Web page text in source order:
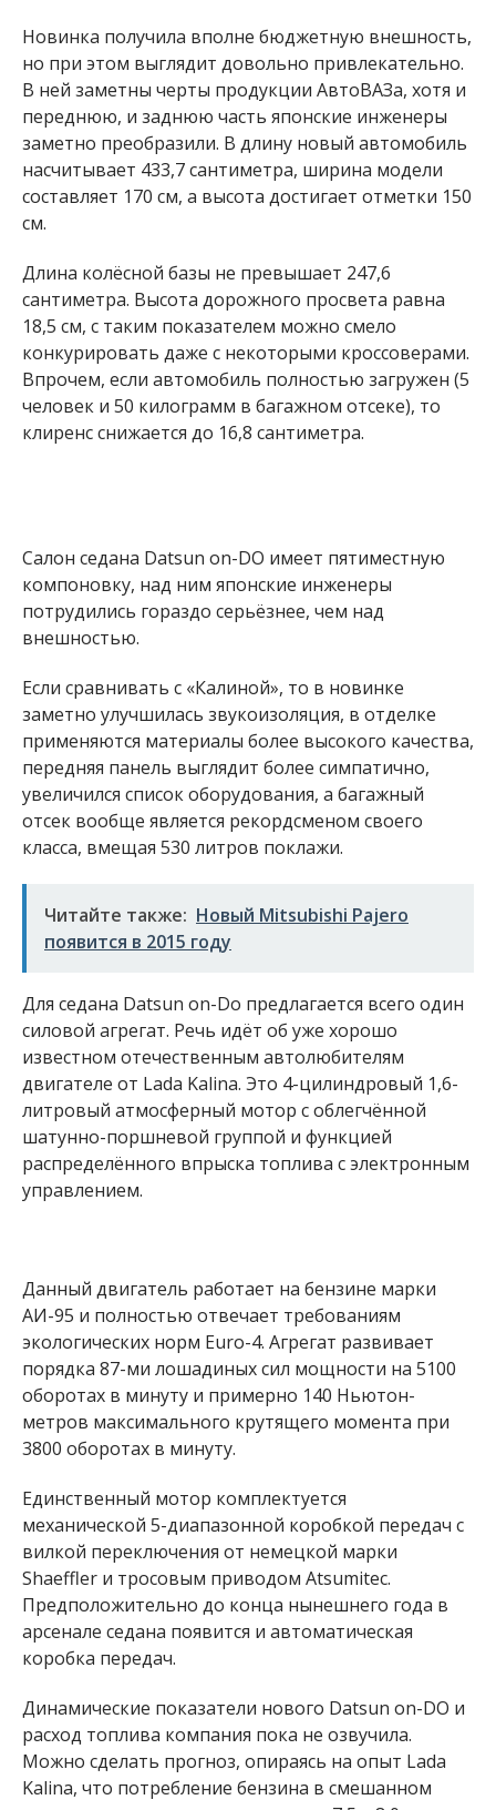
Новинка получила вполне бюджетную внешность,
но при этом выглядит довольно привлекательно.
В ней заметны черты продукции АвтоВАЗа, хотя и
переднюю, и заднюю часть японские инженеры
заметно преобразили. В длину новый автомобиль
насчитывает 433,7 сантиметра, ширина модели
составляет 170 см, а высота достигает отметки 150
см.
Длина колёсной базы не превышает 247,6
сантиметра. Высота дорожного просвета равна
18,5 см, с таким показателем можно смело
конкурировать даже с некоторыми кроссоверами.
Впрочем, если автомобиль полностью загружен (5
человек и 50 килограмм в багажном отсеке), то
клиренс снижается до 16,8 сантиметра.
Салон седана Datsun on-DO имеет пятиместную
компоновку, над ним японские инженеры
потрудились гораздо серьёзнее, чем над
внешностью.
Если сравнивать с «Калиной», то в новинке
заметно улучшилась звукоизоляция, в отделке
применяются материалы более высокого качества,
передняя панель выглядит более симпатично,
увеличился список оборудования, а багажный
отсек вообще является рекордсменом своего
класса, вмещая 530 литров поклажи.
Читайте также: Новый Mitsubishi Pajero
появится в 2015 году
Для седана Datsun on-Do предлагается всего один
силовой агрегат. Речь идёт об уже хорошо
известном отечественным автолюбителям
двигателе от Lada Kalina. Это 4-цилиндровый 1,6-
литровый атмосферный мотор с облегчённой
шатунно-поршневой группой и функцией
распределённого впрыска топлива с электронным
управлением.
Данный двигатель работает на бензине марки
АИ-95 и полностью отвечает требованиям
экологических норм Euro-4. Агрегат развивает
порядка 87-ми лошадиных сил мощности на 5100
оборотах в минуту и примерно 140 Ньютон-
метров максимального крутящего момента при
3800 оборотах в минуту.
Единственный мотор комплектуется
механической 5-диапазонной коробкой передач с
вилкой переключения от немецкой марки
Shaeffler и тросовым приводом Atsumitec.
Предположительно до конца нынешнего года в
арсенале седана появится и автоматическая
коробка передач.
Динамические показатели нового Datsun on-DO и
расход топлива компания пока не озвучила.
Можно сделать прогноз, опираясь на опыт Lada
Kalina, что потребление бензина в смешанном